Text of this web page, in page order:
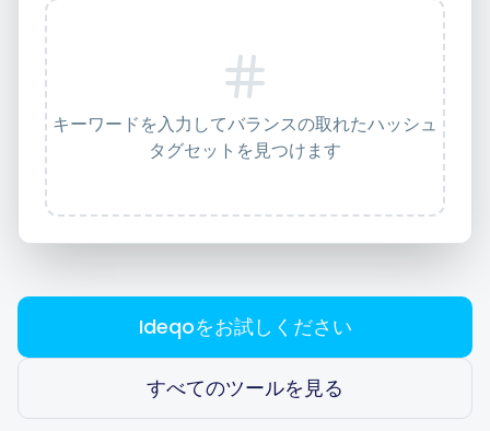
ブログ
キーワードを入力してバランスの取れたハッシュ
タグセットを見つけます
Ideqoをお試しください
すべてのツールを見る